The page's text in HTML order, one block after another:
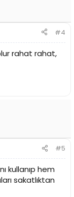
#4
rahat rahat,
#5
kullanıp hem
sakatlıktan